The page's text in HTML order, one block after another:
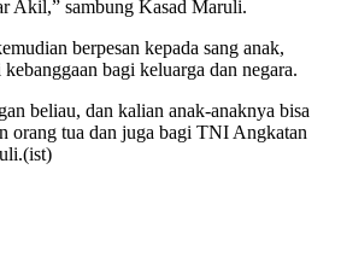
Akil,” sambung Kasad Maruli.
berpesan kepada sang anak,
bagi keluarga dan negara.
beliau, dan kalian anak-anaknya bisa
orang tua dan juga bagi TNI Angkatan